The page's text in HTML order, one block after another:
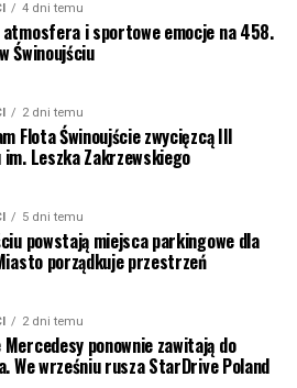
4 dni temu
atmosfera i sportowe emocje na 458.
Świnoujściu
2 dni temu
Flota Świnoujście zwycięzcą III
im. Leszka Zakrzewskiego
5 dni temu
powstają miejsca parkingowe dla
porządkuje przestrzeń
2 dni temu
ponownie zawitają do
We wrześniu rusza StarDrive Poland